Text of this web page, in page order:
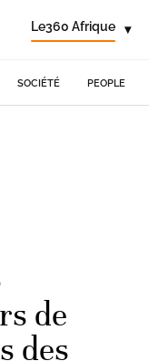
Le360 Afrique ▾
SOCIÉTÉ PEOPLE
de
des